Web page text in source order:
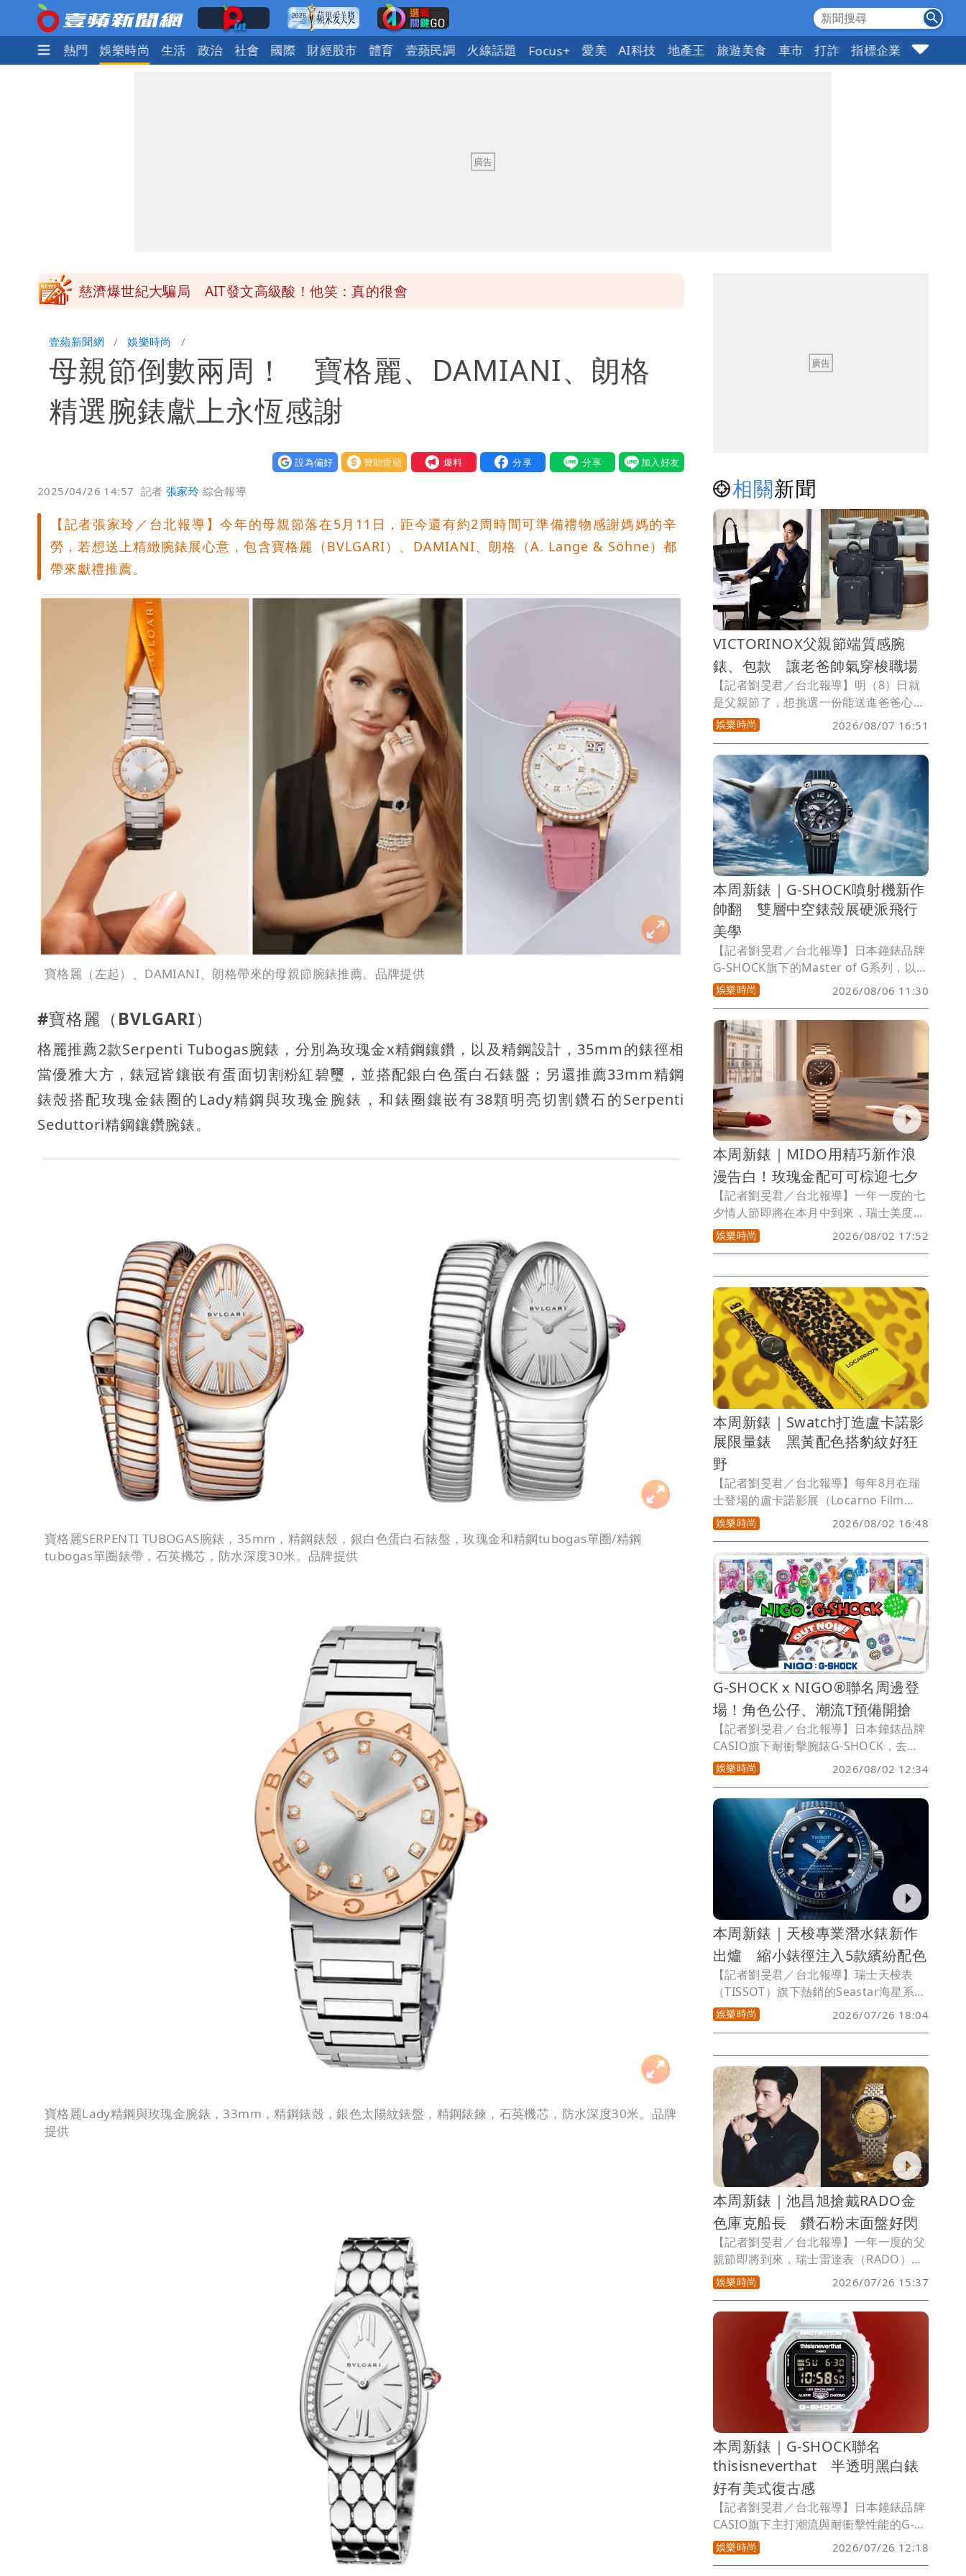
焦點 熱門 娛樂時尚 生活 政治 社會 國際 財經股市 體育 壹蘋民調 火線話題 Focus+ 愛美 AI科技 地產王 旅遊美食 車市 打詐 指標企業 壹蘋頭家
慈濟爆世紀大騙局 AIT發文高級酸！他笑：真的很會
姜厚任不信嫩女友「辣手摧花」 創演藝工會最遺憾1事
白海豚勾到「台灣陸地」了！雙眼牆旋繞 路徑擺盪
他揭日本捐AZ疫苗秘辛「專為台生產」：終還陳時中清白
白海豚颱風來襲！北市開放3區疏散門紅黃線停車
壹蘋新聞網 娛樂時尚
母親節倒數兩周！ 寶格麗、DAMIANI、朗格
精選腕錶獻上永恆感謝
設為偏好 贊助壹蘋 我要爆料
2025/04/26 14:57 記者張家玲 綜合報導
【記者張家玲／台北報導】今年的母親節落在5月11日，距今還有約2周時間可準備禮物感謝媽媽的辛
勞，若想送上精緻腕錶展心意，包含寶格麗（BVLGARI）、DAMIANI、朗格（A. Lange & Söhne）都
帶來獻禮推薦。
寶格麗（左起）、DAMIANI、朗格帶來的母親節腕錶推薦。品牌提供
#寶格麗（BVLGARI）
格麗推薦2款Serpenti Tubogas腕錶，分別為玫瑰金x精鋼鑲鑽，以及精鋼設計，35mm的錶徑相
當優雅大方，錶冠皆鑲嵌有蛋面切割粉紅碧璽，並搭配銀白色蛋白石錶盤；另還推薦33mm精鋼
錶殼搭配玫瑰金錶圈的Lady精鋼與玫瑰金腕錶，和錶圈鑲嵌有38顆明亮切割鑽石的Serpenti
Seduttori精鋼鑲鑽腕錶。
寶格麗SERPENTI TUBOGAS腕錶，35mm，精鋼錶殼，銀白色蛋白石錶盤，玫瑰金和精鋼tubogas單圈/精鋼
tubogas單圈錶帶，石英機芯，防水深度30米。品牌提供
寶格麗Lady精鋼與玫瑰金腕錶，33mm，精鋼錶殼，銀色太陽紋錶盤，精鋼錶鍊，石英機芯，防水深度30米。品牌
提供
相關新聞
VICTORINOX父親節端質感腕
錶、包款 讓老爸帥氣穿梭職場
【記者劉旻君／台北報導】明（8）日就
是父親節了，想挑選一份能送進爸爸心坎
裡的禮物，不妨從日常生活用品著手。以
多功能軍刀製作聞名的瑞士維氏
（VICTORINOX），此次端出爸爸經常用
到的腕錶、旅行箱以及商務包款，為不同
風格的父親量身打造質感送禮提案，無論
是工作、出差旅行與日常生活等各種場
合，都能以時髦姿態輕鬆應對。
娛樂時尚 2026/08/07 16:51
本周新錶｜G-SHOCK噴射機新作
帥翻 雙層中空錶殼展硬派飛行
美學
【記者劉旻君／台北報導】日本鐘錶品牌
G-SHOCK旗下的Master of G系列，以
陸、海、空3大主題為極端環境打造出對
應強悍作品。其中，代表航空領域的
GRAVITYMASTER家族，近日以超音速噴
射機為設計靈感，推出全新日本製GWR-
B3000系列腕錶，搭載新開發的TOUGH
MVT.2機芯，結合雙層中空錶殼與防光線
反射錶盤，共推出3款金屬配色，讓飛行
錶兼具專業性能與帥氣時尚。
娛樂時尚 2026/08/06 11:30
本周新錶｜MIDO用精巧新作浪
漫告白！玫瑰金配可可棕迎七夕
【記者劉旻君／台北報導】一年一度的七
夕情人節即將在本月中到來，瑞士美度表
（MIDO）為此推出全新Multifort TV 28
腕錶，將可可棕色調與溫暖玫瑰金結合，
戴。品牌另同步推薦Multifort TV 35與
Multifort TV Big Date對錶，將玫瑰金筆
觸注入經典電視框輪廓，無論自己配戴或
當成情侶對錶都能展現浪漫氣息。
娛樂時尚 2026/08/02 17:52
本周新錶｜Swatch打造盧卡諾影
展限量錶 黑黃配色搭豹紋好狂
野
【記者劉旻君／台北報導】每年8月在瑞
士登場的盧卡諾影展（Locarno Film
Festival），即將在5日至15日舉行，身
為在地腕錶品牌代表的Swatch，再次擔
任影展主要合作夥伴。為慶祝這場電影盛
事，也特別發表全新限量版腕錶
LOCARNO79 PAY，以影展的最高榮譽
「金豹獎」為靈感，將豹紋元素融入設
計，從外觀上展現出充滿野性魅力的藝術
氣息。
娛樂時尚 2026/08/02 16:48
G-SHOCK x NIGO®聯名周邊登
場！角色公仔、潮流T預備開搶
【記者劉旻君／台北報導】日本鐘錶品牌
CASIO旗下耐衝擊腕錶G-SHOCK，去年
邀請潮流教父NIGO®設計以品牌4大經典
腕錶為原型的原創角色，當時就曾預告雙
方會持續推出全新企劃，如今，這些原創
角色也化身一系列可愛潮流周邊，涵蓋T
恤、棉質方巾、托特包及收藏公仔等，輕
鬆讓日常造型展現NIGO®特有的潮流風
格。限量周邊預計於8月8日（六）正式開
娛樂時尚 2026/08/02 12:34
本周新錶｜天梭專業潛水錶新作
出爐 縮小錶徑注入5款繽紛配色
【記者劉旻君／台北報導】瑞士天梭表
（TISSOT）旗下熱銷的Seastar海星系
列，今夏推出全新成員，本季焦點為
Seastar 2000防水600米專業版腕錶，不
色，錶徑更從原先46毫米微調至更適合日
常佩戴的44毫米，搭配霧面拉絲錶殼與快
拆錶帶系統，讓專業潛水錶完美融入都會
風格穿搭。
娛樂時尚 2026/07/26 18:04
本周新錶｜池昌旭搶戴RADO金
色庫克船長 鑽石粉末面盤好閃
【記者劉旻君／台北報導】一年一度的父
親節即將到來，瑞士雷達表（RADO）結
合近年熱門的MBTI人格特質，挑選4款高
科技陶瓷腕錶，分別為外E型、內斂I型、
隨性P型以及嚴謹J型等不同特質的爸爸提
供命定設計。其中，金色面盤的Captain
Cook庫克船長新作，則請來代言人池昌
旭搶先佩戴，透過俐落身姿，詮釋成熟型
男的日常時尚造型。
娛樂時尚 2026/07/26 15:37
本周新錶｜G-SHOCK聯名
thisisneverthat 半透明黑白錶
好有美式復古感
【記者劉旻君／台北報導】日本鐘錶品牌
CASIO旗下主打潮流與耐衝擊性能的G-
SHOCK，近日展開跨界合作，攜手韓國
人氣潮牌thisisneverthat，推出全新聯
娛樂時尚 2026/07/26 12:18